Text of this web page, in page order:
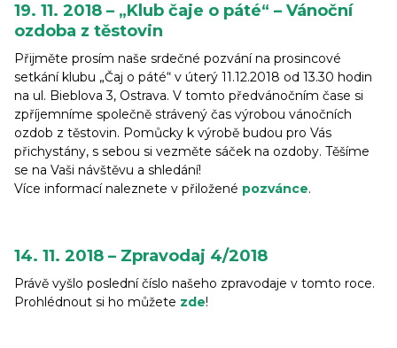
19. 11. 2018 – „Klub čaje o páté“ – Vánoční
ozdoba z těstovin
Přijměte prosím naše srdečné pozvání na prosincové
setkání klubu „Čaj o páté“ v úterý 11.12.2018 od 13.30 hodin
na ul. Bieblova 3, Ostrava. V tomto předvánočním čase si
zpříjemníme společně strávený čas výrobou vánočních
ozdob z těstovin. Pomůcky k výrobě budou pro Vás
přichystány, s sebou si vezměte sáček na ozdoby. Těšíme
se na Vaši návštěvu a shledání!
Více informací naleznete v přiložené pozvánce.
14. 11. 2018 – Zpravodaj 4/2018
Právě vyšlo poslední číslo našeho zpravodaje v tomto roce.
Prohlédnout si ho můžete zde!